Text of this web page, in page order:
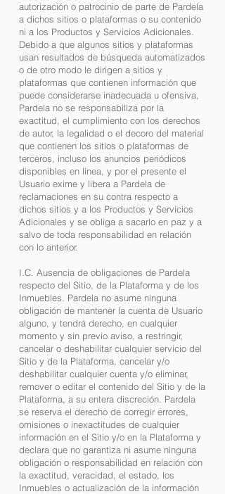
autorización o patrocinio de parte de Pardela
a dichos sitios o plataformas o su contenido
ni a los Productos y Servicios Adicionales.
Debido a que algunos sitios y plataformas
usan resultados de búsqueda automatizados
o de otro modo le dirigen a sitios y
plataformas que contienen información que
puede considerarse inadecuada u ofensiva,
Pardela no se responsabiliza por la
exactitud, el cumplimiento con los derechos
de autor, la legalidad o el decoro del material
que contienen los sitios o plataformas de
terceros, incluso los anuncios periódicos
disponibles en línea, y por el presente el
Usuario exime y libera a Pardela de
reclamaciones en su contra respecto a
dichos sitios y a los Productos y Servicios
Adicionales y se obliga a sacarlo en paz y a
salvo de toda responsabilidad en relación
con lo anterior.
I.C. Ausencia de obligaciones de Pardela
respecto del Sitio, de la Plataforma y de los
Inmuebles. Pardela no asume ninguna
obligación de mantener la cuenta de Usuario
alguno, y tendrá derecho, en cualquier
momento y sin previo aviso, a restringir,
cancelar o deshabilitar cualquier servicio del
Sitio y de la Plataforma, cancelar y/o
deshabilitar cualquier cuenta y/o eliminar,
remover o editar el contenido del Sitio y de la
Plataforma, a su entera discreción. Pardela
se reserva el derecho de corregir errores,
omisiones o inexactitudes de cualquier
información en el Sitio y/o en la Plataforma y
declara que no garantiza ni asume ninguna
obligación o responsabilidad en relación con
la exactitud, veracidad, el estado, los
Inmuebles o actualización de la información